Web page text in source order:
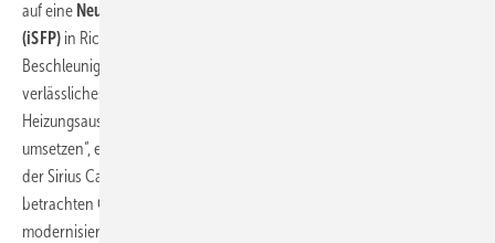
auf eine Neugestaltung des individuellen Sanierungsfahrplans
(iSFP) in Richtung Vereinfachung, Verständlichkeit und
Beschleunigung – und vor allem ein dauerhaft
verlässliches Fördersystem. Denn allein mit Förderung des
Heizungsaustausches lässt sich vielerorts die Energiewende nicht
umsetzen“, erläutert Dr. Oliver Gaedeke, Gründer und Geschäftsführer
der Sirius Campus GmbH. Individuelle Sanierungsfahrpläne
betrachten Gebäude ganzheitlich, sodass Heizungen bei
modernisierter Dämmung auch kleiner dimensioniert werden können.